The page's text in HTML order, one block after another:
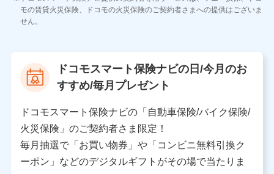
当社のサービスに関する情報提供や、皆様に有用なお知らせ
をお送りするため
当社の対応品質向上やお問い合わせ内容の正確な把握のため
個人情報保護管理者の職名、連絡先
〒103-0013 東京都中央区日本橋人形町2-14-10 アー
バンネット日本橋ビル 3F
株式会社ドコモ・インシュアランス
個人情報の第三者提供について
モの賃貸火災保険、ドコモの火災保険のご契約者さまへの提供はございま
せん。
ドコモスマート保険ナビの日/今月のお
すすめ/毎月プレゼント
ドコモスマート保険ナビの「自動車保険/バイク保険/
火災保険」のご契約者さま限定！
毎月抽選で「お買い物券」や「コンビニ無料引換ク
ーポン」などのデジタルギフトがその場で当たりま